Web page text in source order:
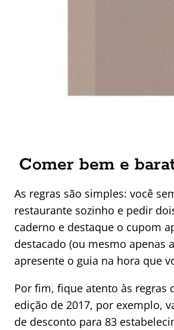
Comer bem e
As regras são simples: você
restaurante sozinho e pedir
caderno e destaque o cupom
destacado (ou mesmo apenas
apresente o guia na hora que
Por fim, fique atento às regras
edição de 2017, por exemplo,
de desconto para 83